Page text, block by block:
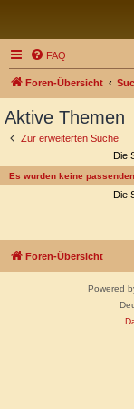
FAQ
Foren-Übersicht
Aktive Themen
Zur erweiterten Suche
Die
Es wurden keine
Die
Foren-Übersicht
Powered